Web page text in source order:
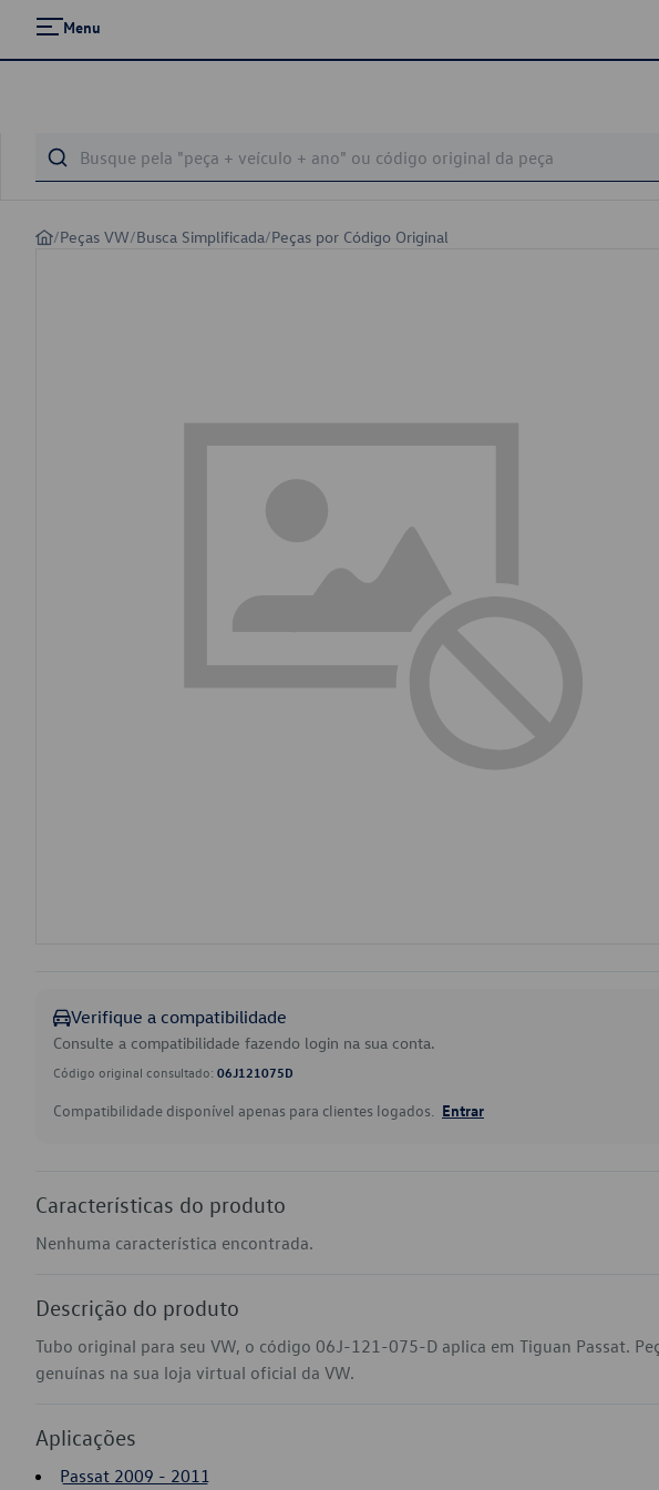
Menu
/Peças VW/Busca Simplificada/Peças por Código Original
Verifique a compatibilidade
Consulte a compatibilidade fazendo login na sua conta.
Código original consultado: 06J121075D
Compatibilidade disponível apenas para clientes logados. Entrar
Características do produto
Nenhuma característica encontrada.
Descrição do produto
Tubo original para seu VW, o código 06J-121-075-D aplica em Tiguan Passat.
genuínas na sua loja virtual oficial da VW.
Aplicações
Passat 2009 - 2011